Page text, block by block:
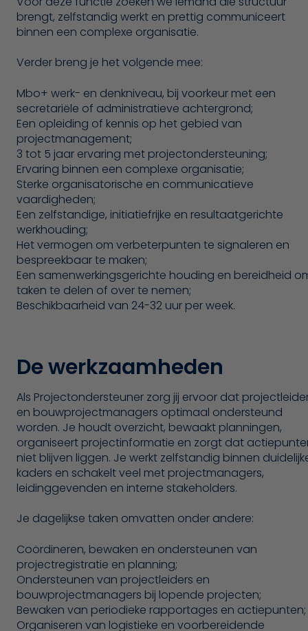
brengt, zelfstandig werkt en prettig communiceert
binnen een complexe organisatie.
Verder breng je het volgende mee:
Mbo+ werk- en denkniveau, bij voorkeur met een
secretariële of administratieve achtergrond;
Een opleiding of kennis op het gebied van
projectmanagement;
3 tot 5 jaar ervaring met projectondersteuning;
Ervaring binnen een complexe organisatie;
Sterke organisatorische en communicatieve
vaardigheden;
Een zelfstandige, initiatiefrijke en resultaatgerichte
werkhouding;
Het vermogen om verbeterpunten te signaleren en
bespreekbaar te maken;
Een samenwerkingsgerichte houding en bereidheid
taken te delen of over te nemen;
Beschikbaarheid van 24-32 uur per week.
De werkzaamheden
Als Projectondersteuner zorg jij ervoor dat
en bouwprojectmanagers optimaal ondersteund
worden. Je houdt overzicht, bewaakt planningen,
organiseert projectinformatie en zorgt dat
niet blijven liggen. Je werkt zelfstandig binnen
kaders en schakelt veel met projectmanagers,
leidinggevenden en interne stakeholders.
Je dagelijkse taken omvatten onder andere:
Coördineren, bewaken en ondersteunen van
projectregistratie en planning;
Ondersteunen van projectleiders en
bouwprojectmanagers bij lopende projecten;
Bewaken van periodieke rapportages en actiepunten;
Organiseren van logistieke en voorbereidende